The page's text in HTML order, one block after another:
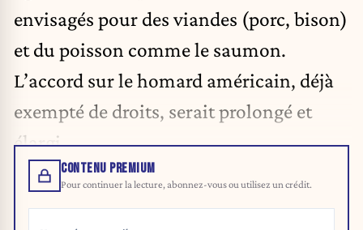
envisagés pour des viandes (porc, bison)
et du poisson comme le saumon.
L’accord sur le homard américain, déjà
exempté de droits, serait prolongé et
élargi.
CONTENU PREMIUM
Pour continuer la lecture, abonnez-vous ou utilisez un crédit.